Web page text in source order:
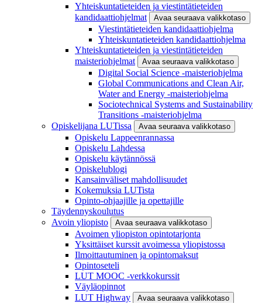
Yhteiskuntatieteiden ja viestintätieteiden
kandidaattiohjelmat
Avaa seuraava valikkotaso
Viestintätieteiden kandidaattiohjelma
Yhteiskuntatieteiden kandidaattiohjelma
Yhteiskuntatieteiden ja viestintätieteiden
maisteriohjelmat
Avaa seuraava valikkotaso
Digital Social Science -maisteriohjelma
Global Communications and Clean Air,
Water and Energy -maisteriohjelma
Sociotechnical Systems and Sustainability
Transitions -maisteriohjelma
Opiskelijana LUTissa
Avaa seuraava valikkotaso
Opiskelu Lappeenrannassa
Opiskelu Lahdessa
Opiskelu käytännössä
Opiskelublogi
Kansainväliset mahdollisuudet
Kokemuksia LUTista
Opinto-ohjaajille ja opettajille
Täydennyskoulutus
Avoin yliopisto
Avaa seuraava valikkotaso
Avoimen yliopiston opintotarjonta
Yksittäiset kurssit avoimessa yliopistossa
Ilmoittautuminen ja opintomaksut
Opintoseteli
LUT MOOC -verkkokurssit
Väyläopinnot
LUT Highway
Avaa seuraava valikkotaso